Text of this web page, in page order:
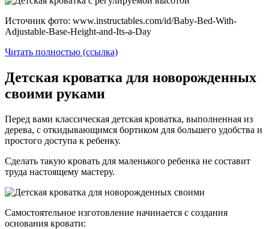
Источник фото: www.instructables.com/id/Baby-Bed-With-
Adjustable-Base-Height-and-Its-a-Day
Читать полностью (ссылка)
Детская кроватка для новорожденных
своими руками
Перед вами классическая детская кроватка, выполненная из
дерева, с откидывающимся бортиком для большего удобства и
простого доступа к ребенку.
Сделать такую кровать для маленького ребенка не составит
труда настоящему мастеру.
Самостоятельное изготовление начинается с создания
основания кровати: